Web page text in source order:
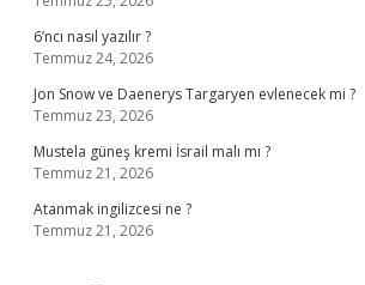
6’ncı nasıl yazılır ?
Temmuz 24, 2026
Jon Snow ve Daenerys Targaryen evlenecek mi ?
Temmuz 23, 2026
Mustela güneş kremi İsrail malı mı ?
Temmuz 21, 2026
Atanmak ingilizcesi ne ?
Temmuz 21, 2026